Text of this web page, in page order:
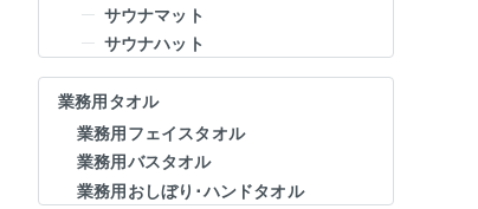
サウナマット
サウナハット
業務用タオル
業務用フェイスタオル
業務用バスタオル
業務用おしぼり･ハンドタオル